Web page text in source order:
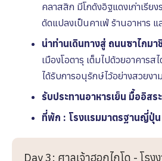
คลาสสิก มีโกดังอิฐแดงเก่าเรีย
ดัดแปลงเป็นคาเฟ่ ร้านอาหาร แ
นำท่านเดินทางสู่ ถนนซาไกมา
เมืองโอตารุ เต็มไปด้วยอาคารส
ได้รับการอนุรักษ์ไว้อย่างสวยงาม
รับประทานอาหารเย็น มื้ออิสระ
ที่พัก : โรงเเรมมาตรฐานญี่ปุ่
Day 3: ศาลเจ้าฮอกไกโด - โร